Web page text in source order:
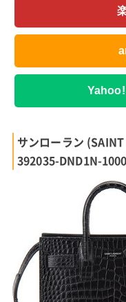
Yahoo!
サンローラン
392035-DND1N-1000